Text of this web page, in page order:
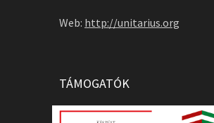
Web: http://unitarius.org
TÁMOGATÓK